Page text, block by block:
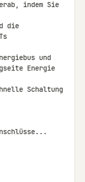
indem Sie
die
und
Energie
Schaltung